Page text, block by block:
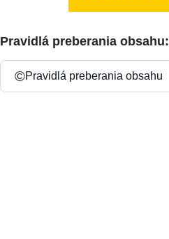
Pravidlá preberania obsahu:
©Pravidlá preberania obsahu